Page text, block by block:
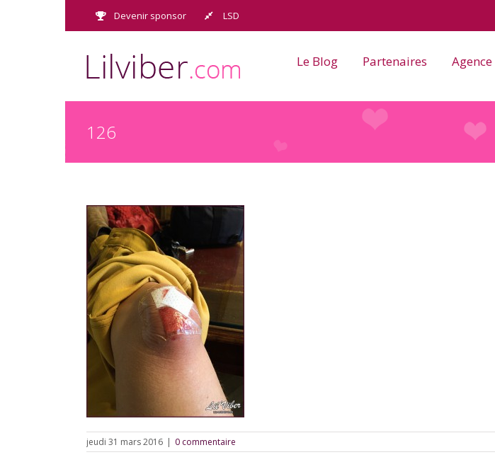
Devenir sponsor LSD
Le Blog Partenaires Agence
126
jeudi 31 mars 2016 | 0 commentaire